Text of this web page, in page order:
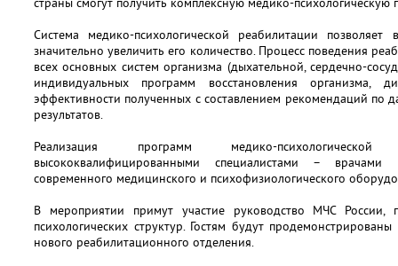
страны смогут получить комплексную медико-
Система медико-психологической реабилитации позволяет
значительно увеличить его количество. Процесс поведения
всех основных систем организма (дыхательной, сердечно-
индивидуальных программ восстановления организма,
эффективности полученных с составлением рекомендаций по
результатов.
Реализация программ медико-психологической
высококвалифицированными специалистами –
современного медицинского и психофизиологического
В мероприятии примут участие руководство МЧС России,
психологических структур. Гостям будут
нового реабилитационного отделения.